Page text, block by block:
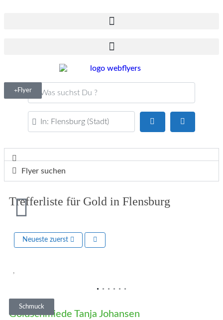
Flyer
PLZ oder Ort
Flyer suchen
Trefferliste für Gold in Flensburg
Neueste zuerst
Schmuck
Goldschmiede Tanja Johansen